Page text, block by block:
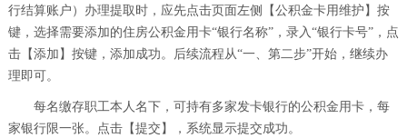
行结算账户）办理提取时，应先点击页面左侧【公积金卡用维护】按
键，选择需要添加的住房公积金用卡“银行名称”，录入“银行卡号”，点
击【添加】按键，添加成功。后续流程从“一、第二步”开始，继续办
理即可。
每名缴存职工本人名下，可持有多家发卡银行的公积金用卡，每
家银行限一张。点击【提交】，系统显示提交成功。